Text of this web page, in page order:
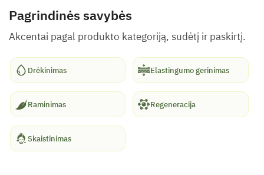
Pagrindinės savybės
Akcentai pagal produkto kategoriją, sudėtį ir paskirtį.
Drėkinimas Elastingumo gerinimas
Raminimas Regeneracija
Skaistinimas